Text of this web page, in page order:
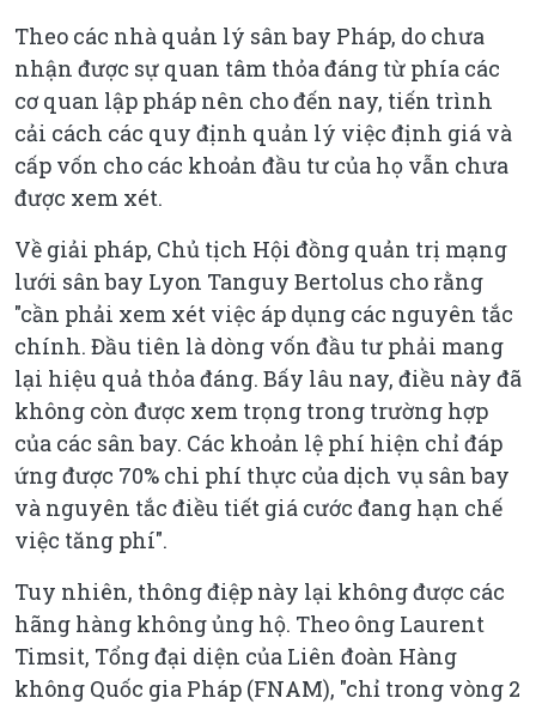
Theo các nhà quản lý sân bay Pháp, do chưa
nhận được sự quan tâm thỏa đáng từ phía các
cơ quan lập pháp nên cho đến nay, tiến trình
cải cách các quy định quản lý việc định giá và
cấp vốn cho các khoản đầu tư của họ vẫn chưa
được xem xét.
Về giải pháp, Chủ tịch Hội đồng quản trị mạng
lưới sân bay Lyon Tanguy Bertolus cho rằng
"cần phải xem xét việc áp dụng các nguyên tắc
chính. Đầu tiên là dòng vốn đầu tư phải mang
lại hiệu quả thỏa đáng. Bấy lâu nay, điều này đã
không còn được xem trọng trong trường hợp
của các sân bay. Các khoản lệ phí hiện chỉ đáp
ứng được 70% chi phí thực của dịch vụ sân bay
và nguyên tắc điều tiết giá cước đang hạn chế
việc tăng phí".
Tuy nhiên, thông điệp này lại không được các
hãng hàng không ủng hộ. Theo ông Laurent
Timsit, Tổng đại diện của Liên đoàn Hàng
không Quốc gia Pháp (FNAM), "chỉ trong vòng 2